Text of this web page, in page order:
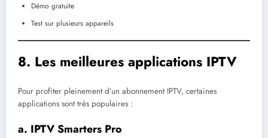
Démo gratuite
Test sur plusieurs appareils
8. Les meilleures applications IPTV
Pour profiter pleinement d’un abonnement IPTV, certaines
applications sont très populaires :
a. IPTV Smarters Pro